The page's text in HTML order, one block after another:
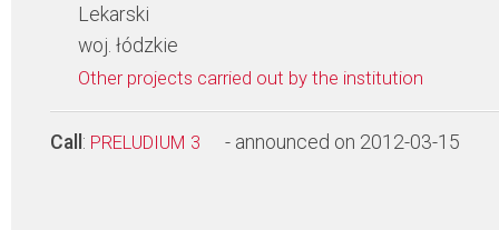
Lekarski
woj. łódzkie
Other projects carried out by the institution
Call : PRELUDIUM 3 - announced on 2012-03-15